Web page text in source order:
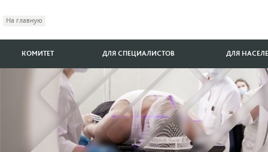
На главную
КОМИТЕТ ДЛЯ СПЕЦИАЛИСТОВ ДЛЯ